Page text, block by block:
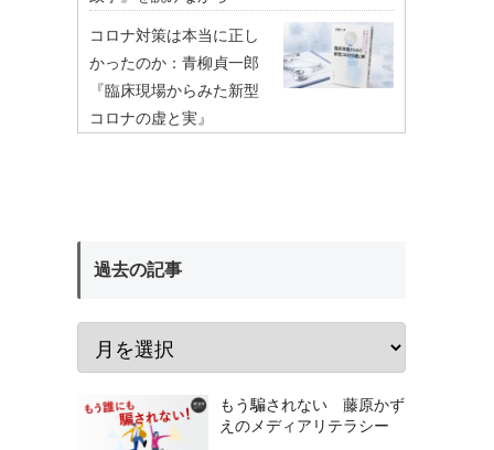
コロナ対策は本当に正し
かったのか：青柳貞一郎
『臨床現場からみた新型
コロナの虚と実』
過去の記事
もう騙されない 藤原かず
えのメディアリテラシー